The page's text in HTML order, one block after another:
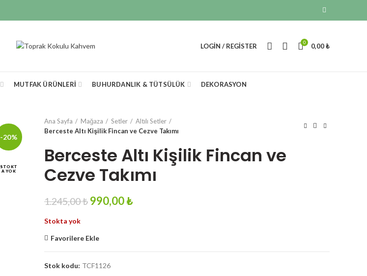
LOGIN / REGISTER 0 0,00₺
MUTFAK ÜRÜNLERI BUHURDANLIK & TÜTSÜLÜK DEKORASYON
-20%
STOKT
A YOK
Ana Sayfa
Mağaza Setler
Altılı Setler
Berceste Altı Kişilik Fincan ve Cezve Takımı
Berceste Altı Kişilik Fincan ve
Cezve Takımı
1.245,00₺ Original
1.245,00 ₺.
990,00₺Current
Stokta yok
Favorilere Ekle
Stok kodu: TCF1126